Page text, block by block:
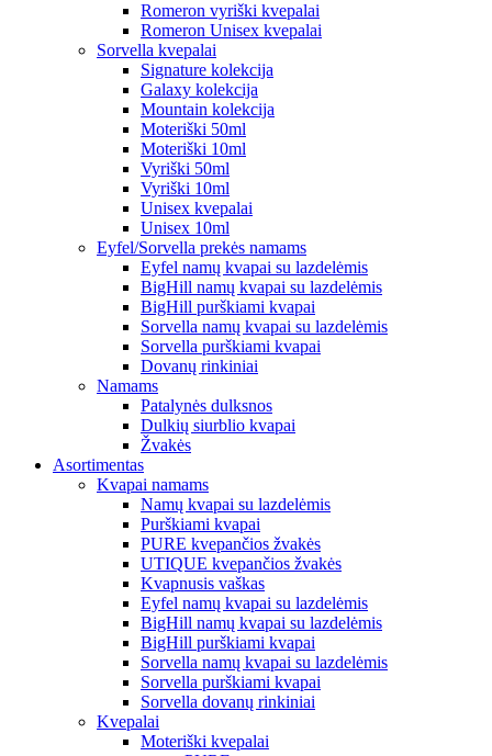
Romeron vyriški kvepalai
Romeron Unisex kvepalai
Sorvella kvepalai
Signature kolekcija
Galaxy kolekcija
Mountain kolekcija
Moteriški 50ml
Moteriški 10ml
Vyriški 50ml
Vyriški 10ml
Unisex kvepalai
Unisex 10ml
Eyfel/Sorvella prekės namams
Eyfel namų kvapai su lazdelėmis
BigHill namų kvapai su lazdelėmis
BigHill purškiami kvapai
Sorvella namų kvapai su lazdelėmis
Sorvella purškiami kvapai
Dovanų rinkiniai
Namams
Patalynės dulksnos
Dulkių siurblio kvapai
Žvakės
Asortimentas
Kvapai namams
Namų kvapai su lazdelėmis
Purškiami kvapai
PURE kvepančios žvakės
UTIQUE kvepančios žvakės
Kvapnusis vaškas
Eyfel namų kvapai su lazdelėmis
BigHill namų kvapai su lazdelėmis
BigHill purškiami kvapai
Sorvella namų kvapai su lazdelėmis
Sorvella purškiami kvapai
Sorvella dovanų rinkiniai
Kvepalai
Moteriški kvepalai